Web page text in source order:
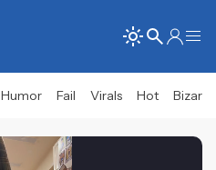
Humor Fail Virals Hot Bizar